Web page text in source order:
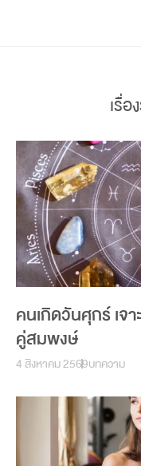
เรื่
คนเกิดวันศุกร์ เจ
คู่สมพงษ์
4 สิงหาคม 2569บทความ